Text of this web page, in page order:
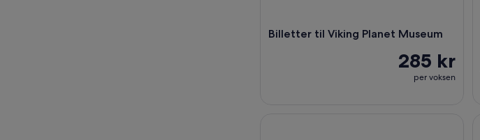
Billetter til Viking Planet Museum
285 kr
per voksen